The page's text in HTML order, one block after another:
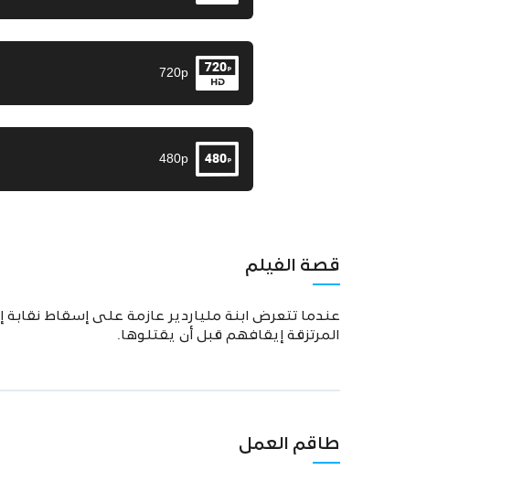
720p
480p
قصة الفيلم
عندما تتعرض ابنة ملياردير عازمة على إسقاط
المرتزقة إيقافهم قبل أن يقتلوها.
طاقم العمل